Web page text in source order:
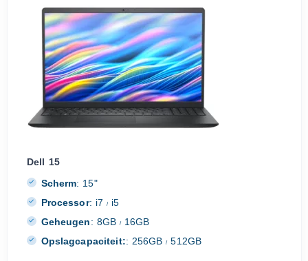
Dell 15
Scherm: 15"
Processor: i7 / i5
Geheugen: 8GB / 16GB
Opslagcapaciteit:: 256GB/ 512GB